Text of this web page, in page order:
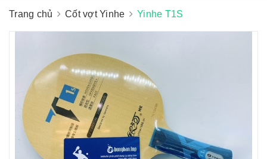
Trang chủ Cốt vợt Yinhe Yinhe T1S